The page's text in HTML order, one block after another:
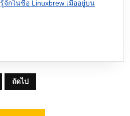
จักในชื่อ Linuxbrew เมื่ออยู่บน
ถัดไป